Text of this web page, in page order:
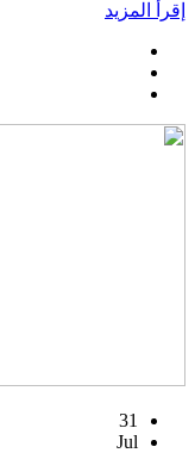
إقرأ المزيد
31
Jul